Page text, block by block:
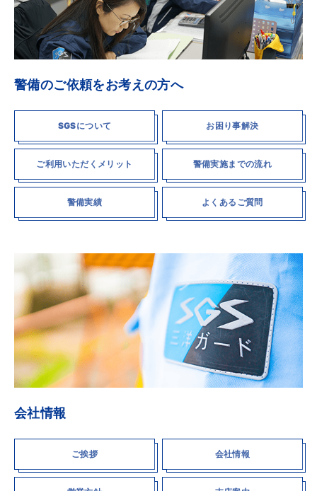
警備のご依頼をお考えの方へ
SGSについて お困り事解決
ご利用いただくメリット 警備実施までの流れ
警備実績 よくあるご質問
会社情報
ご挨拶 会社情報